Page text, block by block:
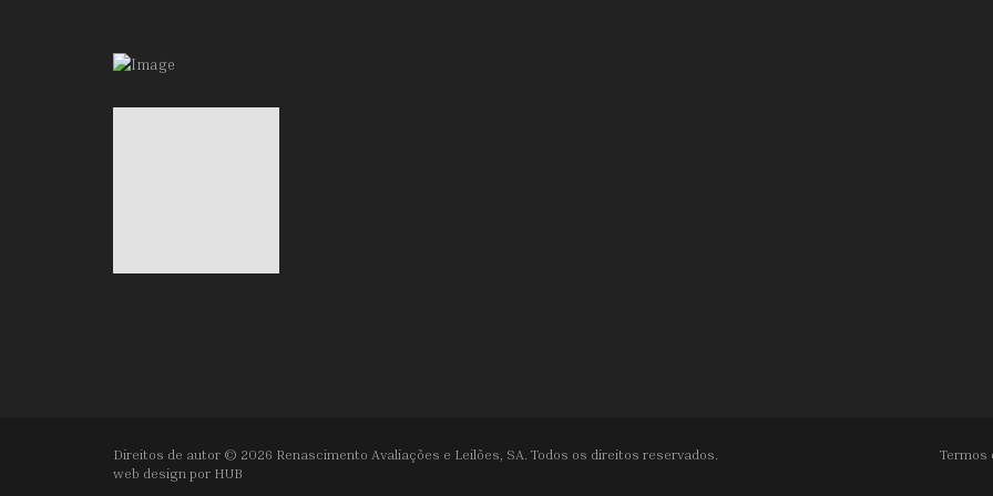
Direitos de autor © 2026 Renascimento Avaliações e Leilões, SA. Todos os direitos reservados.
web design por HUB
Termos